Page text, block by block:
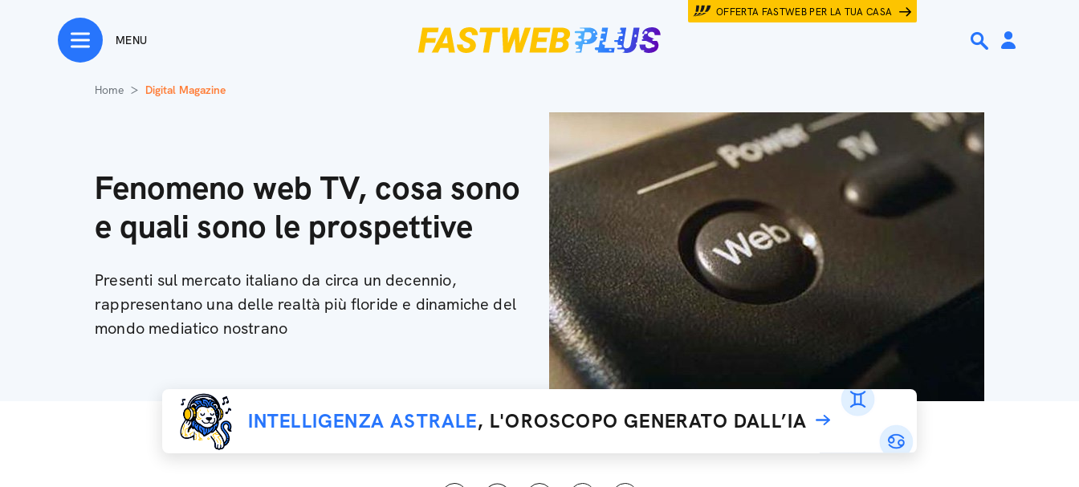
OFFERTA FASTWEB PER LA TUA CASA
MENU
Home Digital Magazine
Fenomeno web TV, cosa sono
e quali sono le prospettive
Presenti sul mercato italiano da circa un decennio,
rappresentano una delle realtà più floride e dinamiche del
mondo mediatico nostrano
INTELLIGENZA ASTRALE, L'OROSCOPO GENERATO DALL’IA